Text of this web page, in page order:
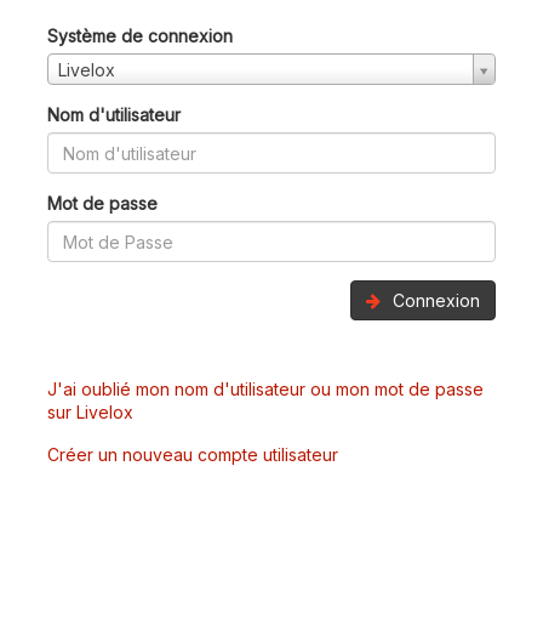
Système de connexion
Livelox
Nom d'utilisateur
Mot de passe
Connexion
J'ai oublié mon nom d'utilisateur ou mon mot de passe
sur Livelox
Créer un nouveau compte utilisateur